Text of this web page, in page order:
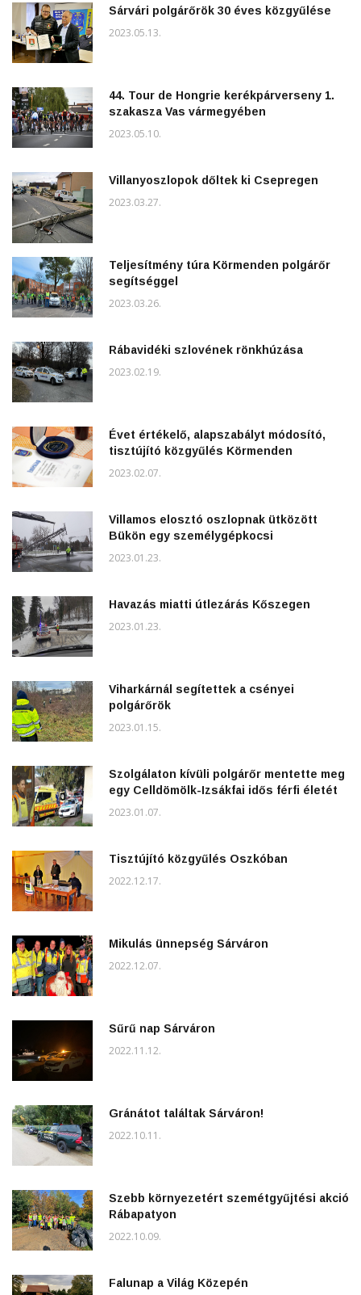
Sárvári polgárőrök 30 éves közgyűlése
2023.05.13.
44. Tour de Hongrie kerékpárverseny 1.
szakasza Vas vármegyében
2023.05.10.
Villanyoszlopok dőltek ki Csepregen
2023.03.27.
Teljesítmény túra Körmenden polgárőr
segítséggel
2023.03.26.
Rábavidéki szlovének rönkhúzása
2023.02.19.
Évet értékelő, alapszabályt módosító,
tisztújító közgyűlés Körmenden
2023.02.07.
Villamos elosztó oszlopnak ütközött
Bükön egy személygépkocsi
2023.01.23.
Havazás miatti útlezárás Kőszegen
2023.01.23.
Viharkárnál segítettek a csényei
polgárőrök
2023.01.15.
Szolgálaton kívüli polgárőr mentette meg
egy Celldömölk-Izsákfai idős férfi életét
2023.01.07.
Tisztújító közgyűlés Oszkóban
2022.12.17.
Mikulás ünnepség Sárváron
2022.12.07.
Sűrű nap Sárváron
2022.11.12.
Gránátot találtak Sárváron!
2022.10.11.
Szebb környezetért szemétgyűjtési akció
Rábapatyon
2022.10.09.
Falunap a Világ Közepén